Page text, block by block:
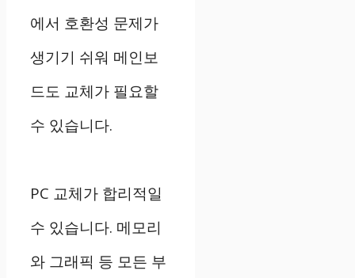
에서 호환성 문제가
생기기 쉬워 메인보
드도 교체가 필요할
수 있습니다.
PC 교체가 합리적일
수 있습니다. 메모리
와 그래픽 등 모든 부